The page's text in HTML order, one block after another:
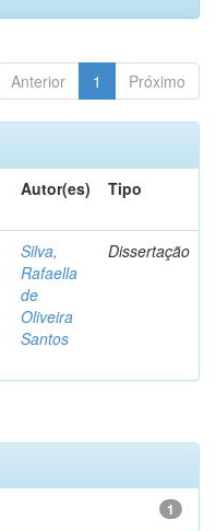
Anterior 1 Próximo
Autor(es) Tipo
Silva,
Rafaella
de
Oliveira
Santos
Dissertação
1